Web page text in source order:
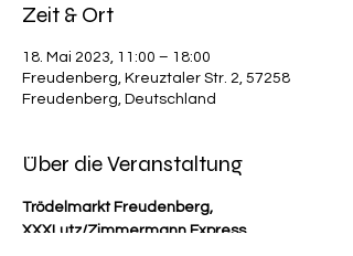
Zeit & Ort
18. Mai 2023, 11:00 – 18:00
Freudenberg, Kreuztaler Str. 2, 57258
Freudenberg, Deutschland
Über die Veranstaltung
Trödelmarkt Freudenberg,
XXXLutz/Zimmermann Express